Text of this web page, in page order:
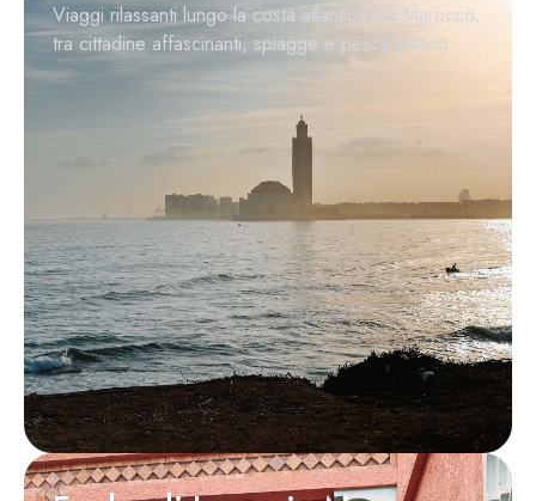
Viaggi rilassanti lungo la costa atlantica del Marocco,
tra cittadine affascinanti, spiagge e pesce fresco.